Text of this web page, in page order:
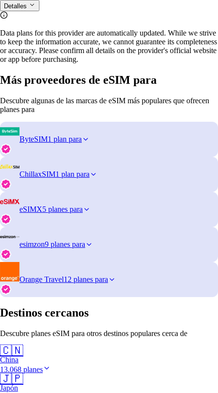
Detalles
Data plans for this provider are automatically updated. While we strive
to keep the information accurate, we cannot guarantee its completeness
or accuracy. Please confirm all details on the provider's official website
or app before purchasing.
Más proveedores de eSIM para
Descubre algunas de las marcas de eSIM más populares que ofrecen
planes para
ByteSIM1 plan para
ChillaxSIM1 plan para
eSIMX5 planes para
esimzon9 planes para
Orange Travel12 planes para
Destinos cercanos
Descubre planes eSIM para otros destinos populares cerca de
🇨🇳
China
13.068 planes
🇯🇵
Japón